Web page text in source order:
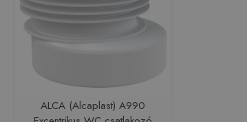
ALCA (Alcaplast) A990